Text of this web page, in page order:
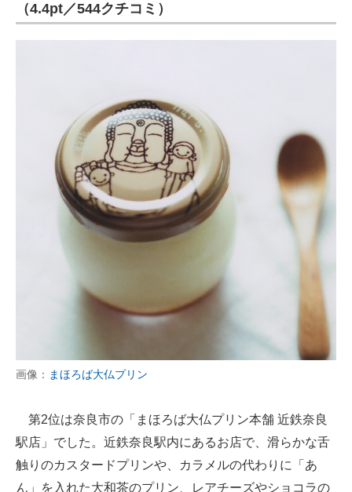
（4.4pt／544クチコミ）
画像： まほろば大仏プリン
第2位は奈良市の「まほろば大仏プリン本舗 近鉄奈良
駅店」でした。近鉄奈良駅内にあるお店で、滑らかな舌
触りのカスタードプリンや、カラメルの代わりに「あ
ん」を入れた大和茶のプリン、レアチーズやショコラの